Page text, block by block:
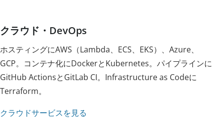
クラウド・DevOps
ホスティングにAWS（Lambda、ECS、EKS）、Azure、
GCP。コンテナ化にDockerとKubernetes。パイプラインに
GitHub ActionsとGitLab CI。Infrastructure as Codeに
Terraform。
クラウドサービスを見る